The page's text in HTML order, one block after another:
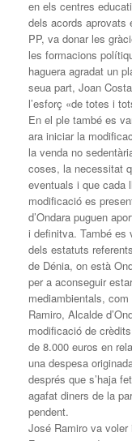
en els centres
dels acords aprovats
PP, va donar les
les formacions
haguera agradat un
seua part, Joan
l’esforç «de totes i
En el ple també es
ara iniciar la
la venda no
coses, la necessitat
eventuals i que cada
modificació es
d’Ondara puguen
i definitva. També es
dels estatuts
de Dénia, on està
per a aconseguir
mediambientals,
Ramiro, Alcalde
modificació de
de 8.000 euros en
una despesa
després que s’haja
agafat diners de la
pendent.
José Ramiro va